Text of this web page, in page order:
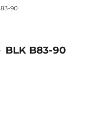
90
BLK B83-90